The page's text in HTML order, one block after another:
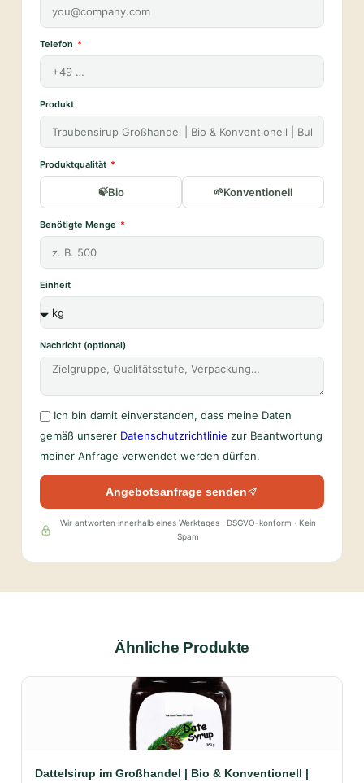
Telefon
Produkt
Produktqualität
Bio Konventionell
Benötigte Menge
Einheit
Nachricht (optional)
Ich bin damit einverstanden, dass meine Daten
gemäß unserer Datenschutzrichtlinie zur Beantwortung
meiner Anfrage verwendet werden dürfen.
Angebotsanfrage senden
Wir antworten innerhalb eines Werktages · DSGVO-konform · Kein
Spam
Ähnliche Produkte
Dattelsirup im Großhandel | Bio & Konventionell |